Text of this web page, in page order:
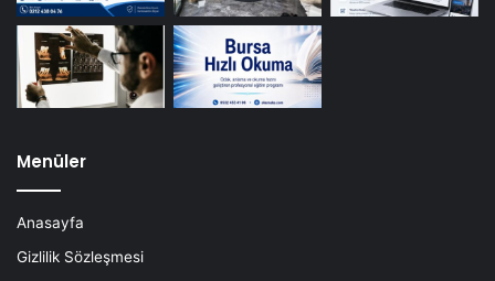
Menüler
Anasayfa
Gizlilik Sözleşmesi